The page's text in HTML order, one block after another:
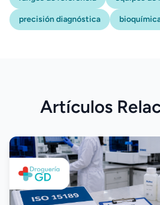
precisión diagnóstica
Artículos